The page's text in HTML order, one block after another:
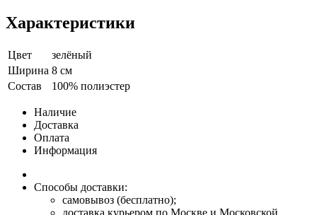
Характеристики
Цвет
зелёный
Ширина 8 см
Состав
100% полиэстер
Наличие
Доставка
Оплата
Информация
Способы доставки:
самовывоз (бесплатно);
доставка курьером по Москве и Московской